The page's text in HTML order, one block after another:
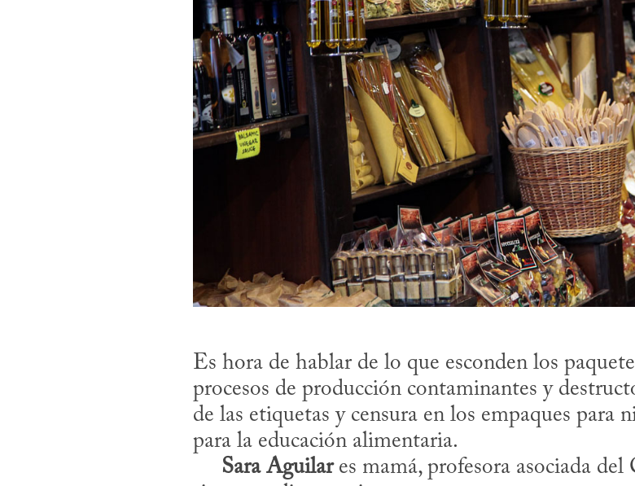
Es hora de hablar de lo que esconden los
procesos de producción contaminantes y
de las etiquetas y censura en los empaques para
para la educación alimentaria.
Sara Aguilar es mamá, profesora asociada